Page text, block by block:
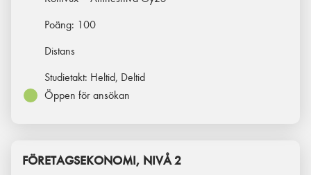
Poäng: 100
Distans
Studietakt: Heltid, Deltid
Öppen för ansökan
FÖRETAGSEKONOMI, NIVÅ 2